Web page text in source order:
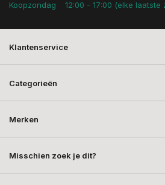
Koopzondag
12:00 - 17:00 (elke laatste
Klantenservice
Categorieën
Merken
Misschien zoek je dit?